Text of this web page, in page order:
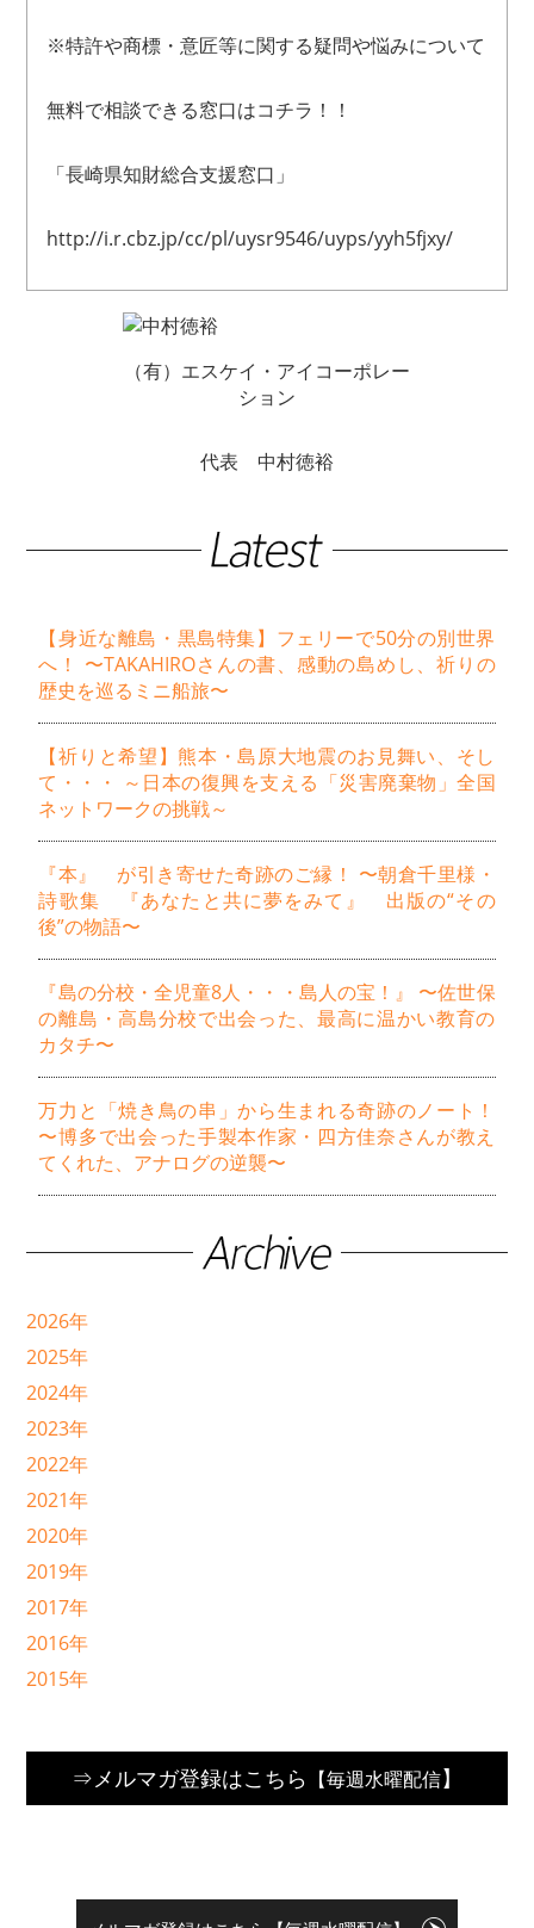
※特許や商標・意匠等に関する疑問や悩みについて
無料で相談できる窓口はコチラ！！
「長崎県知財総合支援窓口」
http://i.r.cbz.jp/cc/pl/uysr9546/uyps/yyh5fjxy/
（有）エスケイ・アイコーポレー
ション
代表 中村徳裕
【身近な離島・黒島特集】フェリーで50分の別世界
へ！ 〜TAKAHIROさんの書、感動の島めし、祈りの
歴史を巡るミニ船旅〜
【祈りと希望】熊本・島原大地震のお見舞い、そし
て・・・ ～日本の復興を支える「災害廃棄物」全国
ネットワークの挑戦～
『本』 が引き寄せた奇跡のご縁！ 〜朝倉千里様・
詩歌集 『あなたと共に夢をみて』 出版の“その
後”の物語〜
『島の分校・全児童8人・・・島人の宝！』 〜佐世保
の離島・高島分校で出会った、最高に温かい教育の
カタチ〜
万力と「焼き鳥の串」から生まれる奇跡のノート！
〜博多で出会った手製本作家・四方佳奈さんが教え
てくれた、アナログの逆襲〜
2026年
2025年
2024年
2023年
2022年
2021年
2020年
2019年
2017年
2016年
2015年
⇒メルマガ登録はこちら 【毎週水曜配信】